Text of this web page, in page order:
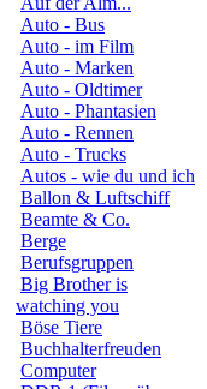
Auto - Bus
Auto - im Film
Auto - Marken
Auto - Oldtimer
Auto - Phantasien
Auto - Rennen
Auto - Trucks
Autos - wie du und ich
Ballon & Luftschiff
Beamte & Co.
Berge
Berufsgruppen
Big Brother is
watching you
Böse Tiere
Buchhalterfreuden
Computer